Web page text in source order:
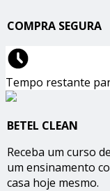
COMPRA SEGURA
Tempo restante
BETEL CLEAN
Receba um curso
um ensinamento
casa hoje mesmo.